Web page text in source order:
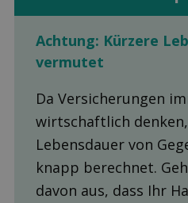
Achtung: Kürzere
vermutet
Da Versicherungen
wirtschaftlich
Lebensdauer von
knapp berechnet.
davon aus, dass Ihr